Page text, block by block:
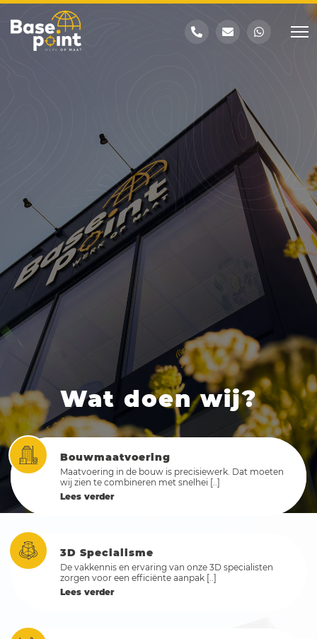
Wat doen wij?
Bouwmaatvoering
Maatvoering in de bouw is precisiewerk. Dat moeten
wij zien te combineren met snelhei [..]
Lees verder
3D Specialisme
De vakkennis en ervaring van onze 3D specialisten
zorgen voor een efficiënte aanpak [..]
Lees verder